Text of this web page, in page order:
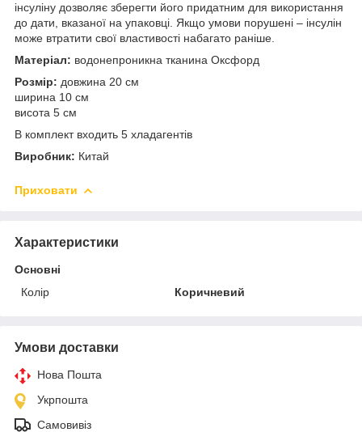
інсуліну дозволяє зберегти його придатним для використання
до дати, вказаної на упаковці. Якщо умови порушені – інсулін
може втратити свої властивості набагато раніше.
Матеріал: водонепроникна тканина Оксфорд
Розмір: довжина 20 см
ширина 10 см
висота 5 см
В комплект входить 5 хладагентів
Виробник: Китай
Приховати
Характеристики
Основні
Колір
Коричневий
Умови доставки
Нова Пошта
Укрпошта
Самовивіз